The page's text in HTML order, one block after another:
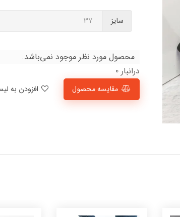
سایز
محصول مورد نظر موجود نمی‌باشد.
درانبار 0
مقایسه محصول